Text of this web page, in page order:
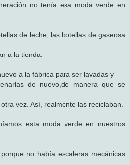
no tenía esa moda verde en
de leche, las botellas de gaseosa
a la tienda.
a la fábrica para ser lavadas y
de nuevo,de manera que se
vez. Así, realmente las reciclaban.
esta moda verde en nuestros
no había escaleras mecánicas